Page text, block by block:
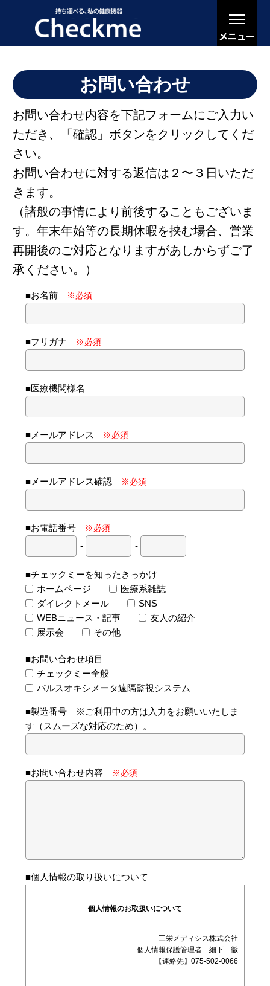
メニュー
お問い合わせ
お問い合わせ内容を下記フォームにご入力い
ただき、「確認」ボタンをクリックしてくだ
さい。
お問い合わせに対する返信は２〜３日いただ
きます。
（諸般の事情により前後することもございま
す。年末年始等の長期休暇を挟む場合、営業
再開後のご対応となりますがあしからずご了
承ください。）
■お名前 ※必須
■フリガナ ※必須
■医療機関様名
■メールアドレス ※必須
■メールアドレス確認 ※必須
■お電話番号 ※必須
- -
■チェックミーを知ったきっかけ
ホームページ
医療系雑誌
ダイレクトメール
SNS
WEBニュース・記事
友人の紹介
展示会
その他
■お問い合わせ項目
チェックミー全般
パルスオキシメータ遠隔監視システム
■製造番号 ※ご利用中の方は入力をお願いいたしま
す（スムーズな対応のため）。
■お問い合わせ内容 ※必須
■個人情報の取り扱いについて
個人情報のお取扱いについて
三栄メディシス株式会社
個人情報保護管理者 細下 徹
【連絡先】075-502-0066